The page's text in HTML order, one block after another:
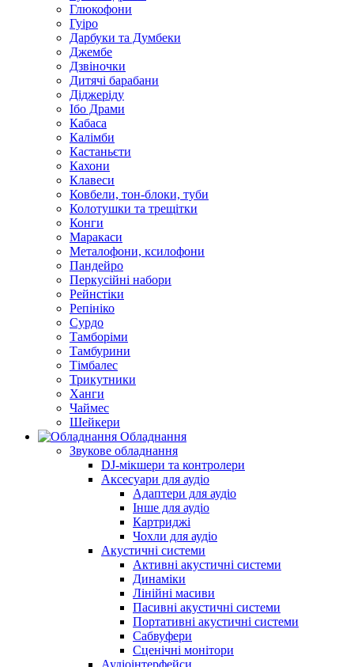
Глюкофони
Гуіро
Дарбуки та Думбеки
Джембе
Дзвіночки
Дитячі барабани
Діджеріду
Ібо Драми
Кабаса
Калімби
Кастаньєти
Кахони
Клавеси
Ковбели, тон-блоки, туби
Колотушки та трещітки
Конги
Маракаси
Металофони, ксилофони
Пандейро
Перкусійні набори
Рейнстіки
Репініко
Сурдо
Тамборіми
Тамбурини
Тімбалес
Трикутники
Ханги
Чаймес
Шейкери
Обладнання
Звукове обладнання
DJ-мікшери та контролери
Аксесуари для аудіо
Адаптери для аудіо
Інше для аудіо
Картриджі
Чохли для аудіо
Акустичні системи
Активні акустичні системи
Динаміки
Лінійні масиви
Пасивні акустичні системи
Портативні акустичні системи
Сабвуфери
Сценічні монітори
Аудіоінтерфейси